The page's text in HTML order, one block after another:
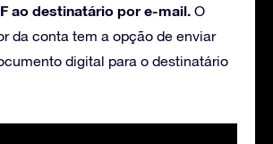
ao destinatário por e-mail. O
da conta tem a opção de enviar
digital para o destinatário